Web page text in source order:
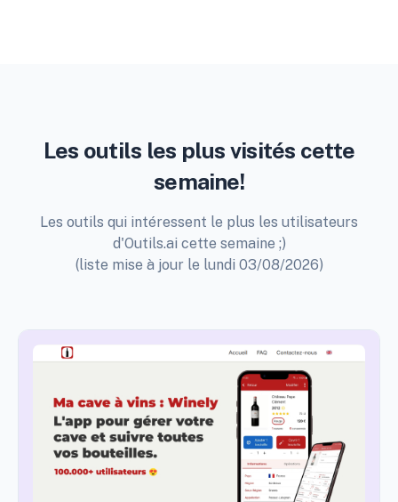
Les outils les plus visités cette
semaine!
Les outils qui intéressent le plus les utilisateurs
d'Outils.ai cette semaine ;)
(liste mise à jour le lundi 03/08/2026)